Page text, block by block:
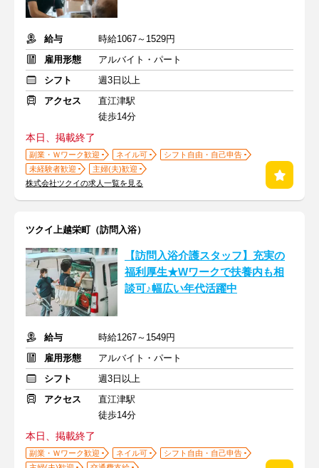
給与
時給1067～1529円
雇用形態
アルバイト・パート
シフト
週3日以上
アクセス
直江津駅
徒歩14分
本日、掲載終了
副業・Ｗワーク歓迎 ネイル可
シフト自由・自己申告
未経験者歓迎
主婦(夫)歓迎
株式会社ツクイの求人一覧を見る
ツクイ上越栄町（訪問入浴）
【訪問入浴介護スタッフ】充実の
福利厚生★Wワークで扶養内も相
談可♪幅広い年代活躍中
給与
時給1267～1549円
雇用形態
アルバイト・パート
シフト
週3日以上
アクセス
直江津駅
徒歩14分
本日、掲載終了
副業・Ｗワーク歓迎 ネイル可
シフト自由・自己申告